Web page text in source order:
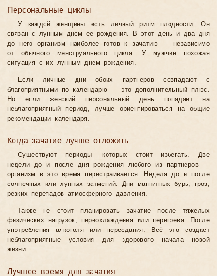
Персональные циклы
У каждой женщины есть личный ритм плодности. Он
связан с лунным днем ее рождения. В этот день и два дня
до него организм наиболее готов к зачатию — независимо
от обычного менструального цикла. У мужчин похожая
ситуация с их лунным днем рождения.
Если личные дни обоих партнеров совпадают с
благоприятными по календарю — это дополнительный плюс.
Но если женский персональный день попадает на
неблагоприятный период, лучше ориентироваться на общие
рекомендации календаря.
Когда зачатие лучше отложить
Существуют периоды, которых стоит избегать. Две
недели до и после дня рождения любого из партнеров —
организм в это время перестраивается. Неделя до и после
солнечных или лунных затмений. Дни магнитных бурь, гроз,
резких перепадов атмосферного давления.
Также не стоит планировать зачатие после тяжелых
физических нагрузок, переохлаждения или перегрева. После
употребления алкоголя или переедания. Всё это создает
неблагоприятные условия для здорового начала новой
жизни.
Лучшее время для зачатия